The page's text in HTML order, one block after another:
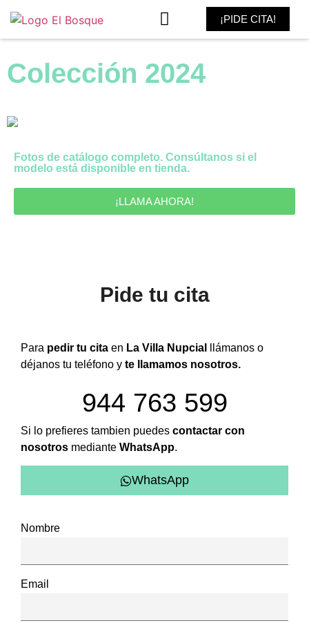
¡PIDE CITA!
Colección 2024
Fotos de catálogo completo. Consúltanos si el
modelo está disponible en tienda.
¡LLAMA AHORA!
Pide tu cita
Para pedir tu cita en La Villa Nupcial
llámanos o
déjanos tu teléfono y te llamamos nosotros.
944 763 599
Si lo prefieres tambien puedes contactar con
nosotros mediante WhatsApp.
WhatsApp
Nombre
Email